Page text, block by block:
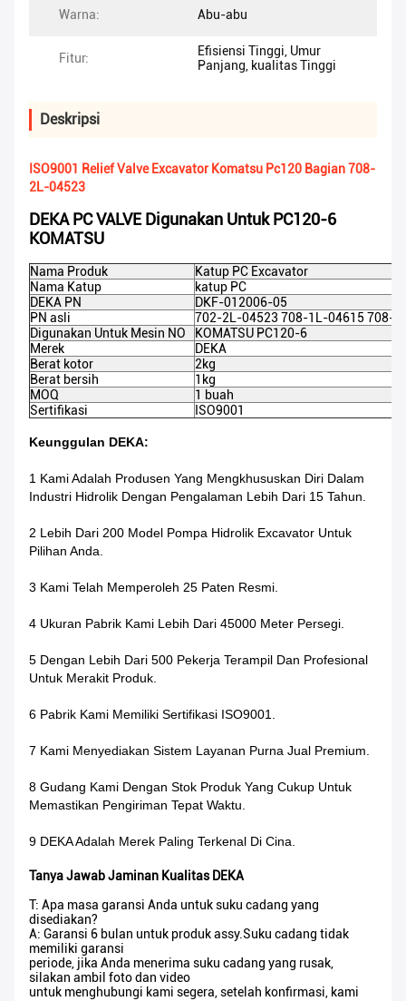
Warna: Abu-abu
Fitur:
Efisiensi Tinggi, Umur
Panjang, kualitas Tinggi
Deskripsi
ISO9001 Relief Valve Excavator Komatsu Pc120 Bagian 708-
2L-04523
DEKA PC VALVE Digunakan Untuk PC120-6
KOMATSU
Nama Produk
Katup PC Excavator
Nama Katup
katup PC
DEKA PN
DKF-012006-05
PN asli
702-2L-04523 708-1L-04615 708-
Digunakan Untuk Mesin NO
KOMATSU PC120-6
Merek
DEKA
Berat kotor
2kg
Berat bersih
1kg
MOQ
1 buah
Sertifikasi
ISO9001
Keunggulan DEKA:
1 Kami Adalah Produsen Yang Mengkhususkan Diri Dalam
Industri Hidrolik Dengan Pengalaman Lebih Dari 15 Tahun.
2 Lebih Dari 200 Model Pompa Hidrolik Excavator Untuk
Pilihan Anda.
3 Kami Telah Memperoleh 25 Paten Resmi.
4 Ukuran Pabrik Kami Lebih Dari 45000 Meter Persegi.
5 Dengan Lebih Dari 500 Pekerja Terampil Dan Profesional
Untuk Merakit Produk.
6 Pabrik Kami Memiliki Sertifikasi ISO9001.
7 Kami Menyediakan Sistem Layanan Purna Jual Premium.
8 Gudang Kami Dengan Stok Produk Yang Cukup Untuk
Memastikan Pengiriman Tepat Waktu.
9 DEKA Adalah Merek Paling Terkenal Di Cina.
Tanya Jawab Jaminan Kualitas DEKA
T: Apa masa garansi Anda untuk suku cadang yang
disediakan?
A: Garansi 6 bulan untuk produk assy.Suku cadang tidak
memiliki garansi
periode, jika Anda menerima suku cadang yang rusak,
silakan ambil foto dan video
untuk menghubungi kami segera, setelah konfirmasi, kami